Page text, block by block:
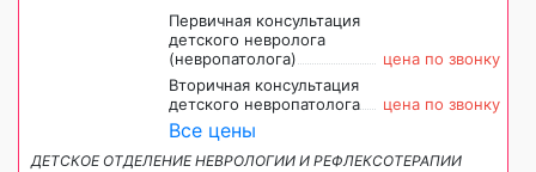
Первичная консультация
детского невролога
(невропатолога)
цена по звонку
Вторичная консультация
детского невропатолога
цена по звонку
Все цены
ДЕТСКОЕ ОТДЕЛЕНИЕ НЕВРОЛОГИИ И РЕФЛЕКСОТЕРАПИИ